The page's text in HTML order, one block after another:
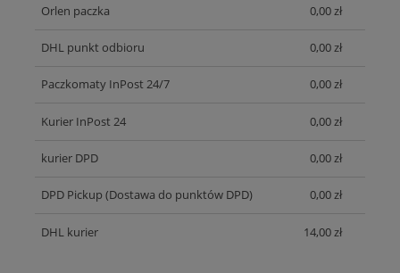
Orlen paczka 0,00 zł
DHL punkt odbioru 0,00 zł
Paczkomaty InPost 24/7 0,00 zł
Kurier InPost 24 0,00 zł
kurier DPD 0,00 zł
DPD Pickup (Dostawa do punktów DPD) 0,00 zł
DHL kurier 14,00 zł